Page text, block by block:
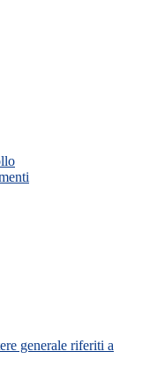
generale riferiti a